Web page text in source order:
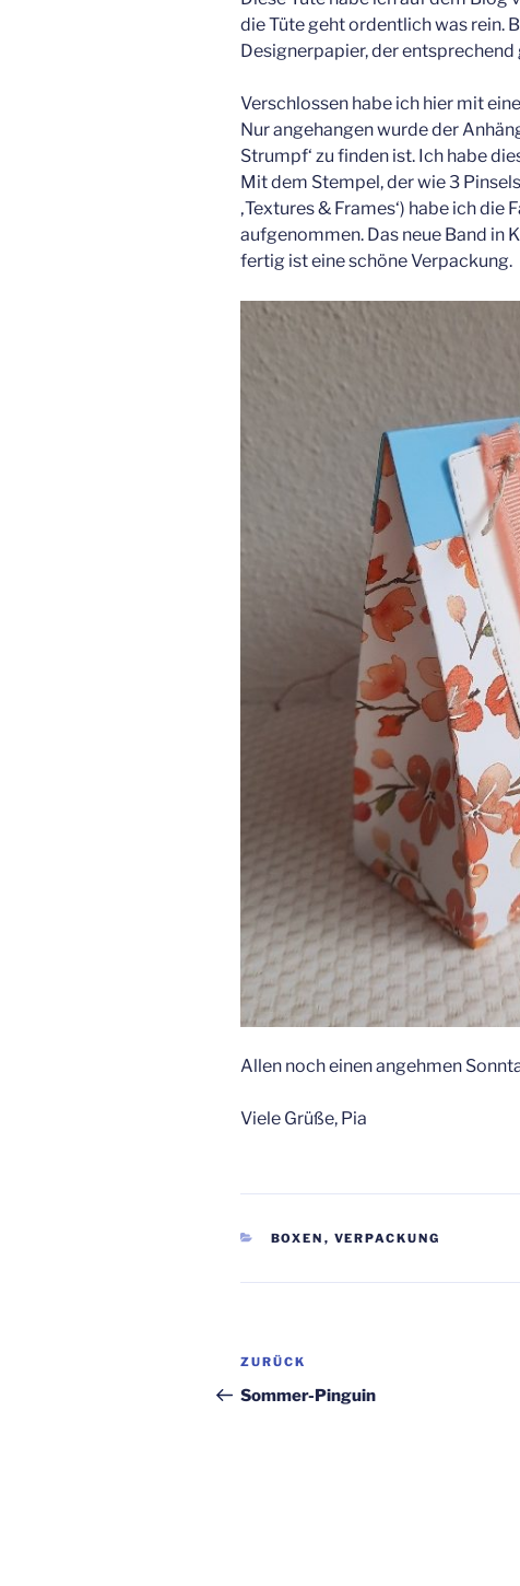
die Tüte geht ordentlich was rein.
Designerpapier, der
Verschlossen habe ich hier mit
Nur angehangen wurde der
Strumpf‘ zu finden ist. Ich habe
Mit dem Stempel, der wie 3
‚Textures & Frames‘) habe ich die
aufgenommen. Das neue Band in
fertig ist eine schöne Verpackung.
Allen noch einen angehmen
Viele Grüße, Pia
KATEGORIEN
BOXEN , VERPACKUNG
Beitragsnavigation
Vorheriger
Beitrag
ZURÜCK
Sommer-Pinguin